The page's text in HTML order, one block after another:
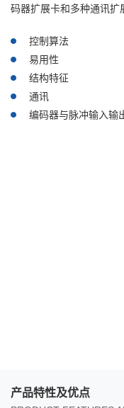
码器扩展卡和多种通讯扩
控制算法
易用性
结构特征
通讯
编码器与脉冲输入输
产品特性及优点